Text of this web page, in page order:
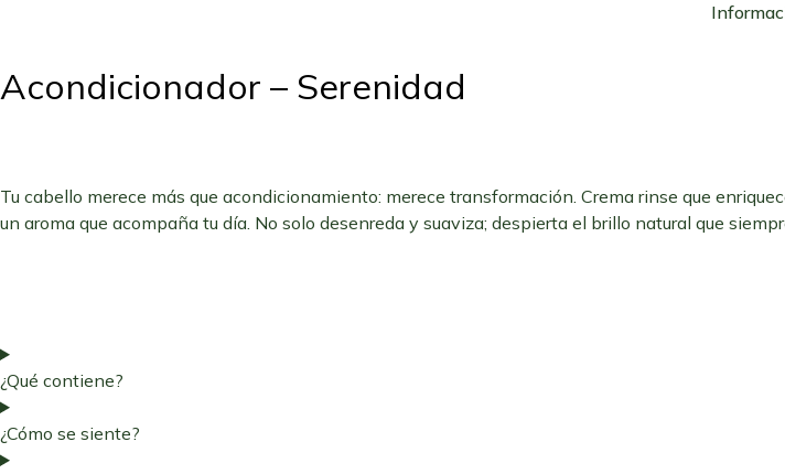
Acondicionador – Serenidad
Tu cabello merece más que acondicionamiento: merece transformación. Crema rinse que
un aroma que acompaña tu día. No solo desenreda y suaviza; despierta el brillo natural que
¿Qué contiene?
¿Cómo se siente?